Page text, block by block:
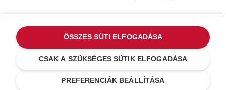
©2022 Minden jog fenntartva. A KitchenAid és a robotgép kialakítása az
USA-ban és máshol bejegyzett védjegyek .Adatvédelmi nyilatkozat
Sütik.További országok
PREFERENCIÁK BEÁLLÍTÁSA
CSAK A SZÜKSÉGES SÜTIK ELFOGADÁSA
ÖSSZES SÜTI ELFOGADÁSA